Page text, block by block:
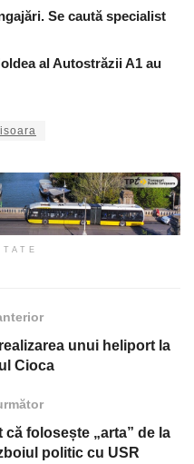
Se caută specialist
al Autostrăzii A1 au
unui heliport la
Cioca
folosește „arta” de la
politic cu USR